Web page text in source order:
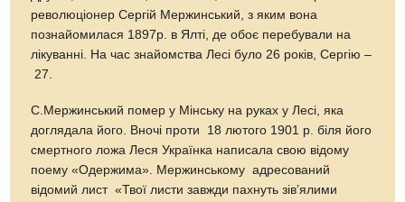
революціонер Сергій Мержинський, з яким вона
познайомилася 1897р. в Ялті, де обоє перебували на
лікуванні. На час знайомства Лесі було 26 років, Сергію –
27.
С.Мержинський помер у Мінську на руках у Лесі, яка
доглядала його. Вночі проти 18 лютого 1901 р. біля його
смертного ложа Леся Українка написала свою відому
поему «Одержима». Мержинському адресований
відомий лист «Твої листи завжди пахнуть зів’ялими